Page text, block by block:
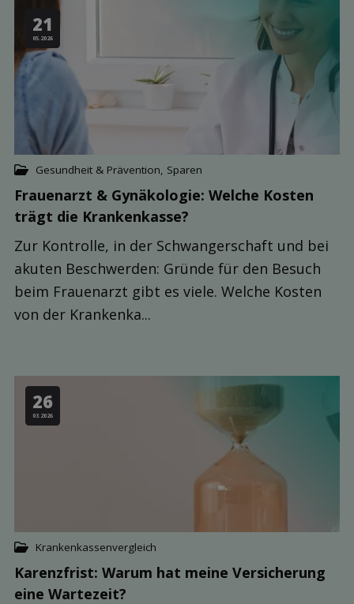
21
05.2026
Gesundheit & Prävention Sparen
Frauenarzt & Gynäkologie: Welche Kosten
trägt die Kranken­kasse?
Zur Kontrolle, in der Schwangerschaft und bei
akuten Beschwerden: Gründe für den Besuch
beim Frauenarzt gibt es viele. Welche Kosten
von der Krankenka...
26
03.2026
Krankenkassenvergleich
Karenzfrist: Warum hat meine Ver­sicherung
eine Warte­zeit?